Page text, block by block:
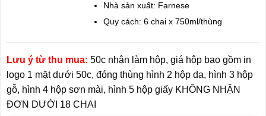
Nhà sản xuất: Farnese
Quy cách: 6 chai x 750ml/thùng
Lưu ý từ thu mua: 50c nhận làm hộp, giá hộp bao gồm in
logo 1 mặt dưới 50c, đóng thùng hình 2 hộp da, hình 3 hộp
gỗ, hình 4 hộp sơn mài, hình 5 hộp giấy KHÔNG NHẬN
ĐƠN DƯỚI 18 CHAI